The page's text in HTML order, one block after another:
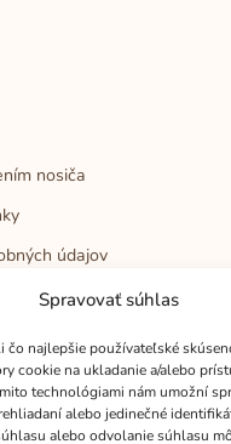
Spravovať súhlas
čo najlepšie používateľské
cookie na ukladanie a/alebo
technológiami nám umožní
alebo jedinečné
alebo odvolanie súhlasu
nosiča
údajov